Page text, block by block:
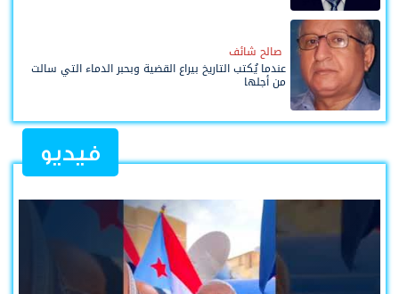
صالح شائف
عندما يُكتب التاريخ بيراع القضية وبحبر الدماء التي سالت
من أجلها
فيديو